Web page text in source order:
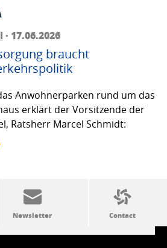
· 17.06.2026
braucht
Anwohnerparken rund um das
erklärt der Vorsitzende der
Ratsherr Marcel Schmidt:
to Z